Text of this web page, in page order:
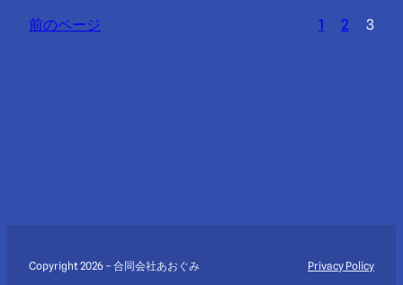
前のページ 1 2 3
Copyright 2026 – 合同会社あおぐみ Privacy Policy